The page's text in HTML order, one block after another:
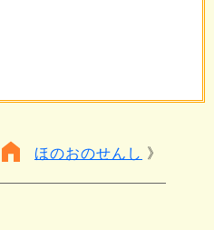
ほのおのせんし